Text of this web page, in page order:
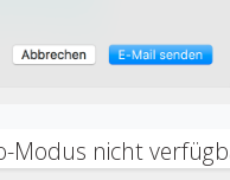
Modus nicht